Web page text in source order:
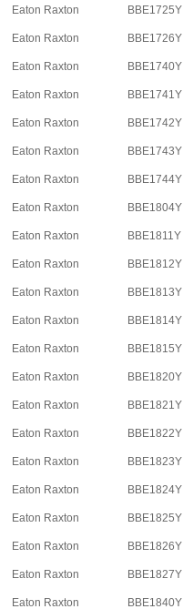
Eaton Raxton BBE1725Y
Eaton Raxton BBE1726Y
Eaton Raxton BBE1740Y
Eaton Raxton BBE1741Y
Eaton Raxton BBE1742Y
Eaton Raxton BBE1743Y
Eaton Raxton BBE1744Y
Eaton Raxton BBE1804Y
Eaton Raxton BBE1811Y
Eaton Raxton BBE1812Y
Eaton Raxton BBE1813Y
Eaton Raxton BBE1814Y
Eaton Raxton BBE1815Y
Eaton Raxton BBE1820Y
Eaton Raxton BBE1821Y
Eaton Raxton BBE1822Y
Eaton Raxton BBE1823Y
Eaton Raxton BBE1824Y
Eaton Raxton BBE1825Y
Eaton Raxton BBE1826Y
Eaton Raxton BBE1827Y
Eaton Raxton BBE1840Y